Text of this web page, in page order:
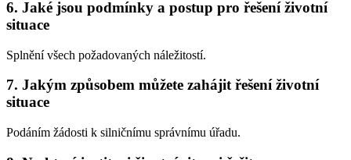
6. Jaké jsou podmínky a postup pro řešení životní
situace
Splnění všech požadovaných náležitostí.
7. Jakým způsobem můžete zahájit řešení životní
situace
Podáním žádosti k silničnímu správnímu úřadu.